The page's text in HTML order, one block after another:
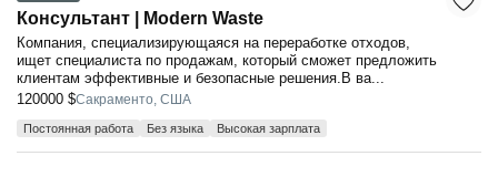
Консультант | Modern Waste
Компания, специализирующаяся на переработке отходов,
ищет специалиста по продажам, который сможет предложить
клиентам эффективные и безопасные решения.В ва...
120000 $Сакраменто, США
Постоянная работа Без языка Высокая зарплата